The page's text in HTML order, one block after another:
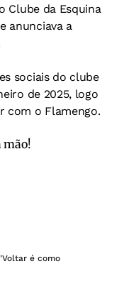
Clube da Esquina
anunciava a
sociais do clube
de 2025, logo
com o Flamengo.
mão!
é como